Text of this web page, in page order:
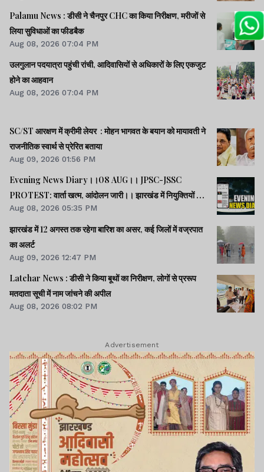
Palamu News : डीसी ने चैनपुर CHC का किया निरीक्षण, मरीजों से
लिया सुविधाओं का फीडबैक
Aug 08, 2026 07:04 PM
उलगुलान पदयात्रा पहुंची रांची, आदिवासियों से अधिकारों के लिए एकजुट
होने का आहवान
Aug 08, 2026 07:04 PM
SC/ST आरक्षण में क्रीमी लेयर : मोहन भागवत के बयान को मायावती ने
राजनीतिक स्वार्थ से प्रेरित बताया
Aug 09, 2026 01:56 PM
Evening News Diary।।08 AUG।। JPSC-JSSC
PROTEST: वार्ता खत्म, आंदोलन जारी।। झारखंड में नियुक्तियों में
भ्रष्टाचार-01: विधानसभा से हुई शुरूआत।। महिला आरक्षण कानून
लागू में देर क्यों -राहुल।। समेत अन्य खबरें व वीडियो।।
Aug 08, 2026 05:35 PM
झारखंड में 12 अगस्त तक रहेगा बारिश का असर, कई जिलों में वज्रपात
का अलर्ट
Aug 09, 2026 12:47 PM
Latehar News : डीसी ने किया बूथों का निरीक्षण, लोगों से प्ररूप
मतदाता सूची में नाम जांचने की अपील
Aug 08, 2026 08:02 PM
Advertisement